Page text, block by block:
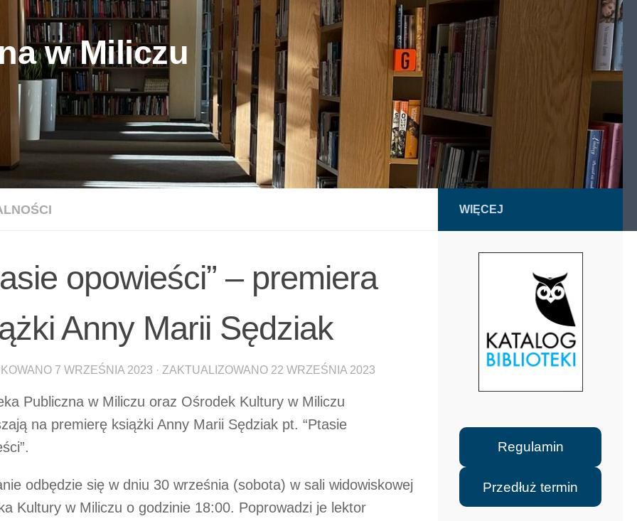
w Miliczu
opowieści” – premiera
Anny Marii Sędziak
7 WRZEŚNIA 2023 · ZAKTUALIZOWANO 22 WRZEŚNIA 2023
Publiczna w Miliczu oraz Ośrodek Kultury w Miliczu
na premierę książki Anny Marii Sędziak pt. “Ptasie
odbędzie się w dniu 30 września (sobota) w sali widowiskowej
Kultury w Miliczu o godzinie 18:00. Poprowadzi je lektor
WIĘCEJ
Regulamin
Przedłuż termin